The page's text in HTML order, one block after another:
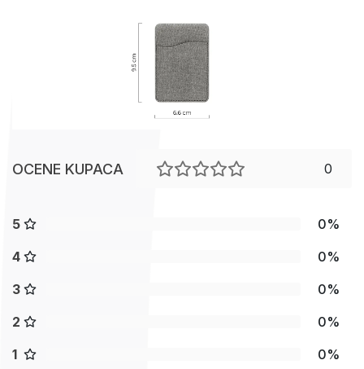
OCENE KUPACA 0
5
0%
4
0%
3
0%
2
0%
1
0%